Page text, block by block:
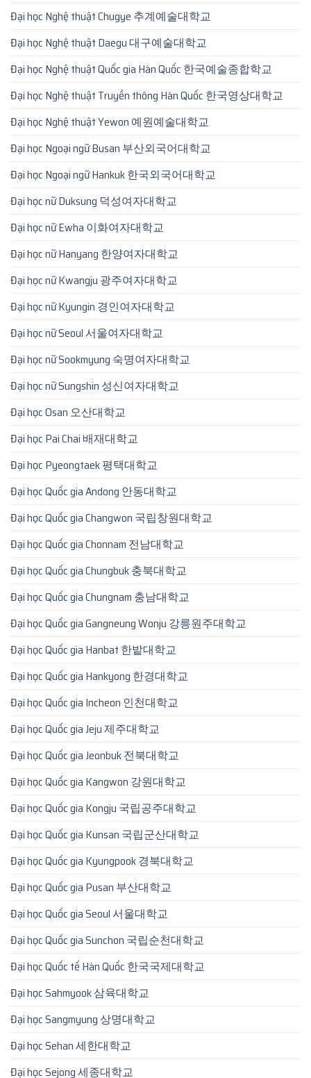
Đại học Nghệ thuật Chugye 추계예술대학교
Đại học Nghệ thuật Daegu 대구예술대학교
Đại học Nghệ thuật Quốc gia Hàn Quốc 한국예술종합학교
Đại học Nghệ thuật Truyền thông Hàn Quốc 한국영상대학교
Đại học Nghệ thuật Yewon 예원예술대학교
Đại học Ngoại ngữ Busan 부산외국어대학교
Đại học Ngoại ngữ Hankuk 한국외국어대학교
Đại học nữ Duksung 덕성여자대학교
Đại học nữ Ewha 이화여자대학교
Đại học nữ Hanyang 한양여자대학교
Đại học nữ Kwangju 광주여자대학교
Đại học nữ Kyungin 경인여자대학교
Đại học nữ Seoul 서울여자대학교
Đại học nữ Sookmyung 숙명여자대학교
Đại học nữ Sungshin 성신여자대학교
Đại học Osan 오산대학교
Đại học Pai Chai 배재대학교
Đại học Pyeongtaek 평택대학교
Đại học Quốc gia Andong 안동대학교
Đại học Quốc gia Changwon 국립창원대학교
Đại học Quốc gia Chonnam 전남대학교
Đại học Quốc gia Chungbuk 충북대학교
Đại học Quốc gia Chungnam 충남대학교
Đại học Quốc gia Gangneung Wonju 강릉원주대학교
Đại học Quốc gia Hanbat 한밭대학교
Đại học Quốc gia Hankyong 한경대학교
Đại học Quốc gia Incheon 인천대학교
Đại học Quốc gia Jeju 제주대학교
Đại học Quốc gia Jeonbuk 전북대학교
Đại học Quốc gia Kangwon 강원대학교
Đại học Quốc gia Kongju 국립공주대학교
Đại học Quốc gia Kunsan 국립군산대학교
Đại học Quốc gia Kyungpook 경북대학교
Đại học Quốc gia Pusan 부산대학교
Đại học Quốc gia Seoul 서울대학교
Đại học Quốc gia Sunchon 국립순천대학교
Đại học Quốc tế Hàn Quốc 한국국제대학교
Đại học Sahmyook 삼육대학교
Đại học Sangmyung 상명대학교
Đại học Sehan 세한대학교
Đại học Sejong 세종대학교